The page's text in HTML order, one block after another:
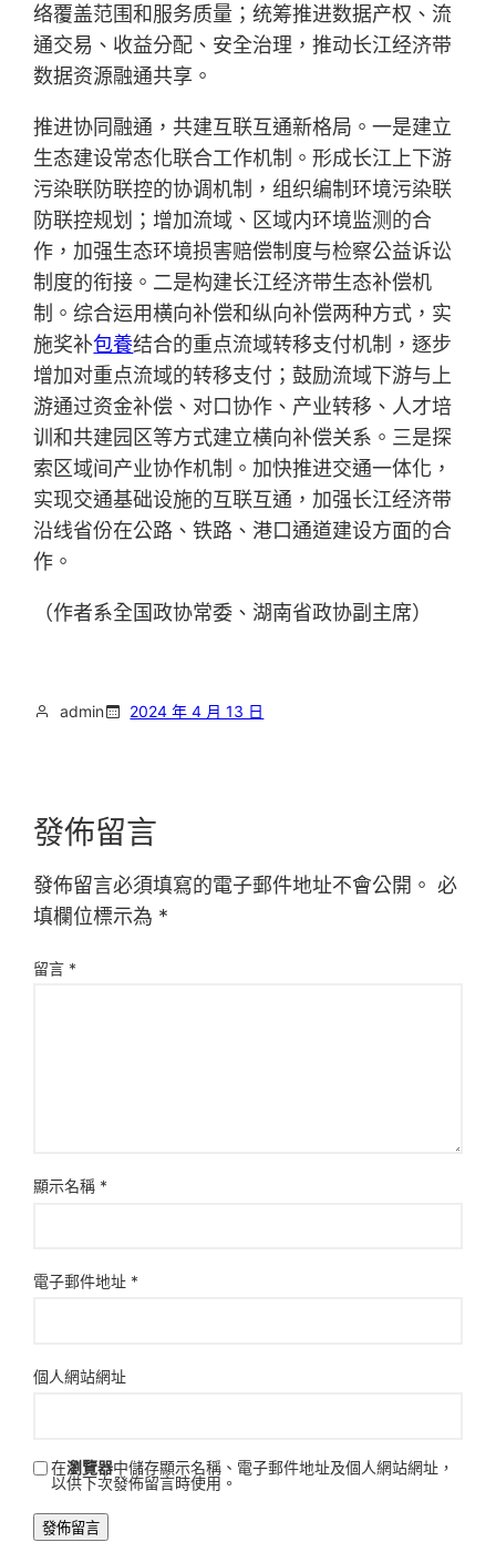
络覆盖范围和服务质量；统筹推进数据产权、流
通交易、收益分配、安全治理，推动长江经济带
数据资源融通共享。
推进协同融通，共建互联互通新格局。一是建立
生态建设常态化联合工作机制。形成长江上下游
污染联防联控的协调机制，组织编制环境污染联
防联控规划；增加流域、区域内环境监测的合
作，加强生态环境损害赔偿制度与检察公益诉讼
制度的衔接。二是构建长江经济带生态补偿机
制。综合运用横向补偿和纵向补偿两种方式，实
施奖补包養结合的重点流域转移支付机制，逐步
增加对重点流域的转移支付；鼓励流域下游与上
游通过资金补偿、对口协作、产业转移、人才培
训和共建园区等方式建立横向补偿关系。三是探
索区域间产业协作机制。加快推进交通一体化，
实现交通基础设施的互联互通，加强长江经济带
沿线省份在公路、铁路、港口通道建设方面的合
作。
（作者系全国政协常委、湖南省政协副主席）
admin 2024 年 4 月 13 日
發佈留言
發佈留言必須填寫的電子郵件地址不會公開。 必
填欄位標示為 *
留言 *
顯示名稱 *
電子郵件地址 *
個人網站網址
在瀏覽器中儲存顯示名稱、電子郵件地址及個人網站網址，
以供下次發佈留言時使用。